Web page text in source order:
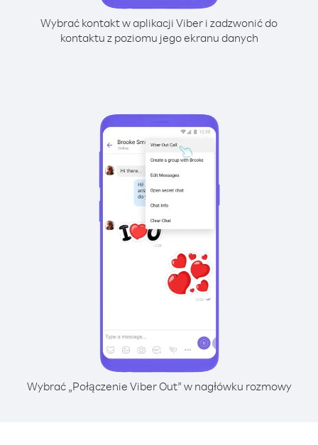
Wybrać kontakt w aplikacji Viber i zadzwonić do
kontaktu z poziomu jego ekranu danych
Wybrać „Połączenie Viber Out” w nagłówku rozmowy